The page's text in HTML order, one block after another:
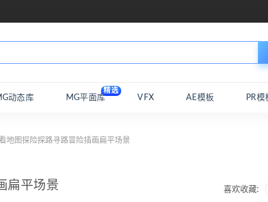
动态库 MG平面库
精选
VFX AE模板 PR模
地图探险探路寻路冒险插画扁平场景
喜欢收藏:
扁平场景